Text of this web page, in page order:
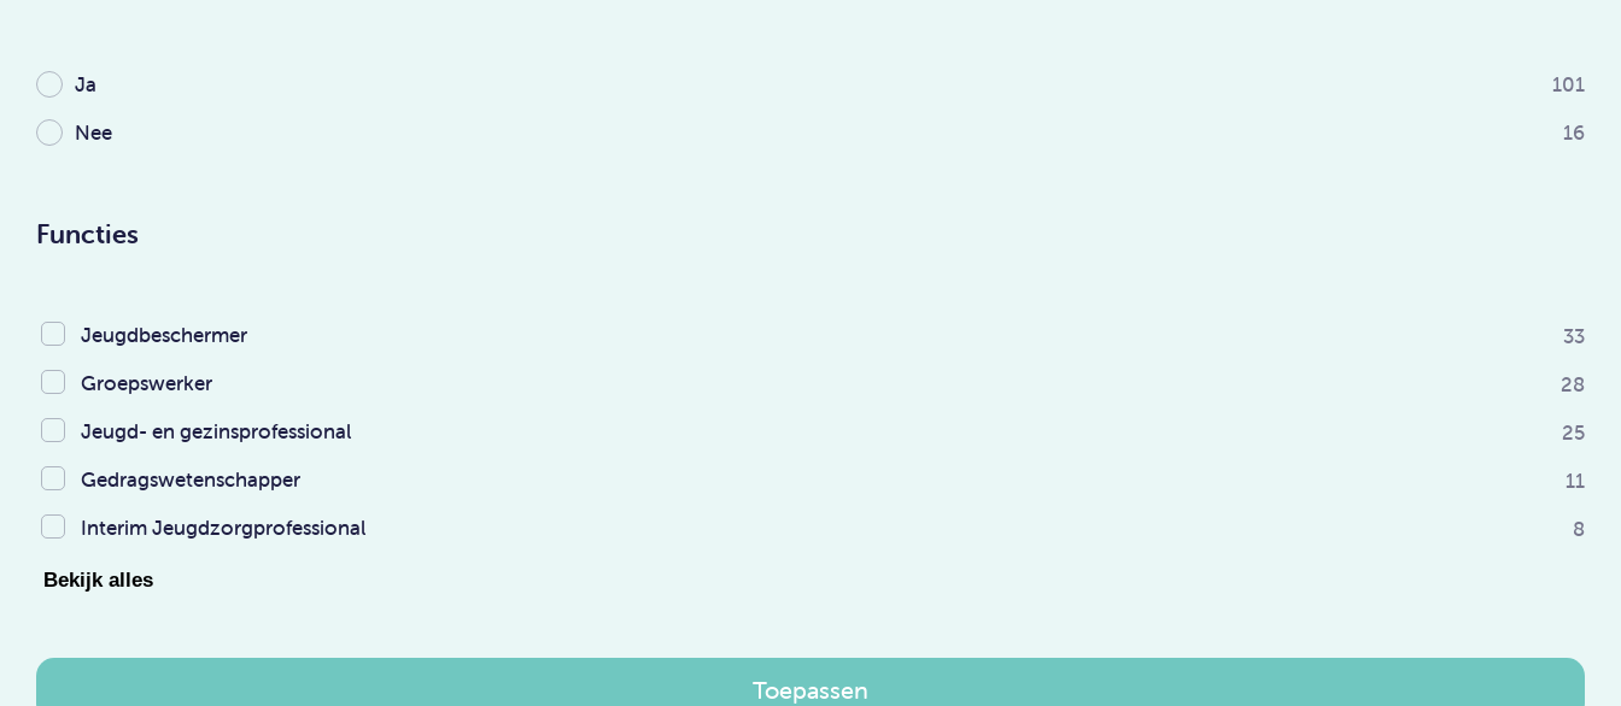
Ja
101
Nee
16
Functies
Jeugdbeschermer
33
Groepswerker
28
Jeugd- en gezinsprofessional
25
Gedragswetenschapper
11
Interim Jeugdzorgprofessional
8
Bekijk alles
Toepassen